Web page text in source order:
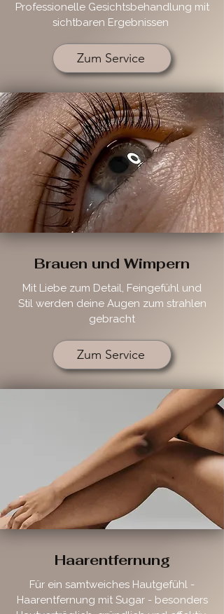
Professionelle Gesichtsbehandlung mit
sichtbaren Ergebnissen
Zum Service
Brauen und Wimpern
Mit Liebe zum Detail, Feingefühl und
Stil werden deine Augen zum strahlen
gebracht
Zum Service
Haarentfernung
Für ein samtweiches Hautgefühl -
Haarentfernung mit Sugar - besonders